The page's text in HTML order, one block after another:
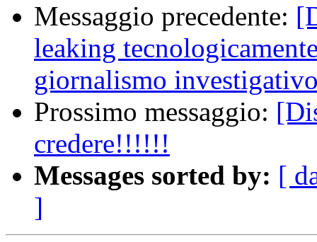
Messaggio precedente:
leaking
giornalismo
Prossimo messaggio:
credere!!!!!!
Messages sorted by: [
]